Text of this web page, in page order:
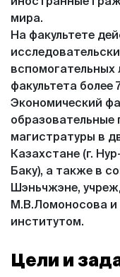
мира.
На факультете
факультета более
Экономический
образовательные
магистратуры в
Казахстане (г.
Баку), а также в
Шэньчжэне,
М.В.Ломоносова и
институтом.
Цели и